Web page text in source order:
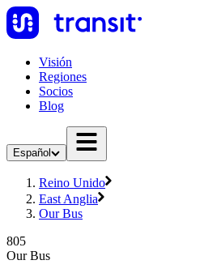
Visión
Regiones
Socios
Blog
Español
Reino Unido
East Anglia
Our Bus
805
Our Bus